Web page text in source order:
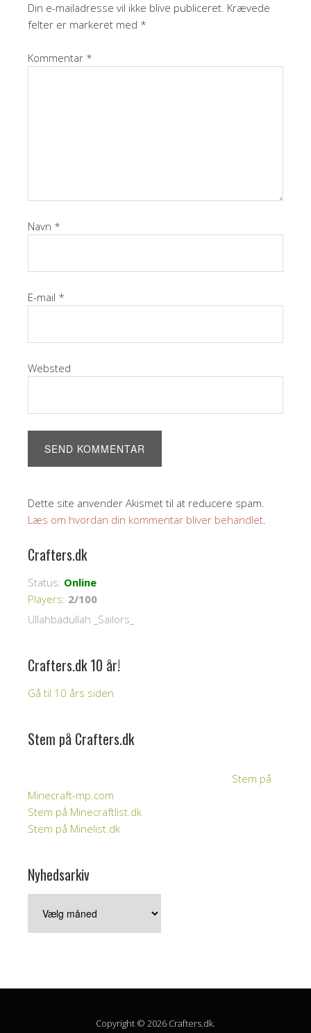
Din e-mailadresse vil ikke blive publiceret. Krævede
felter er markeret med *
Kommentar *
Navn *
E-mail *
Websted
Dette site anvender Akismet til at reducere spam.
Læs om hvordan din kommentar bliver behandlet.
Crafters.dk
Status: Online
Players: 2/100
Ullahbadullah _Sailors_
Crafters.dk 10 år!
Gå til 10 års siden
Stem på Crafters.dk
Stem på
Minecraft-mp.com
Stem på Minecraftlist.dk
Stem på Minelist.dk
Nyhedsarkiv
Copyright © 2026 Crafters.dk.